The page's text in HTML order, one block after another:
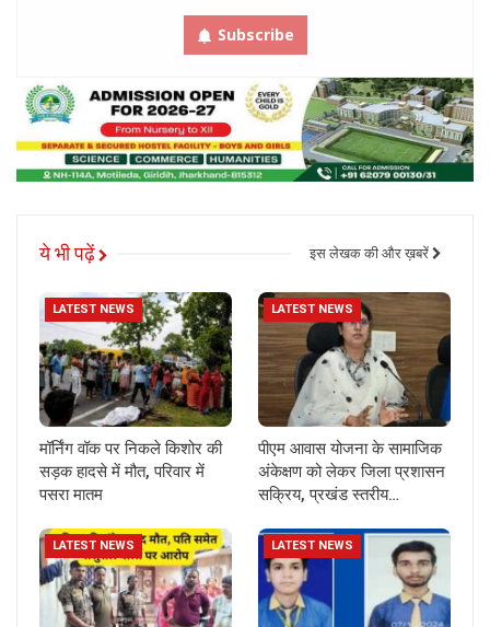
Subscribe
ये भी पढ़ें इस लेखक की और ख़बरें
LATEST NEWS
मॉर्निंग वॉक पर निकले किशोर की
सड़क हादसे में मौत, परिवार में
पसरा मातम
LATEST NEWS
पीएम आवास योजना के सामाजिक
अंकेक्षण को लेकर जिला प्रशासन
सक्रिय, प्रखंड स्तरीय…
LATEST NEWS LATEST NEWS